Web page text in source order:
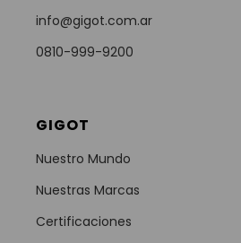
info@gigot.com.ar
0810-999-9200
GIGOT
Nuestro Mundo
Nuestras Marcas
Certificaciones